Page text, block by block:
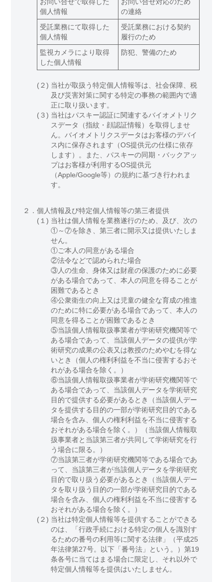
個人情報
の連絡
受託業務にて取得した
個人情報
受託業務における契約
履行のため
監視カメラにより取得
した個人情報
防犯、警備のため
(２) 当社が取扱う特定個人情報等は、社会保障、税
及び災害対策に関する特定の事務の範囲内で適
正に取り扱います。
(３) 当社はパスキー認証に関連するバイオメトリク
スデータ（指紋・顔認証情報）を取得しませ
ん。バイオメトリクスデータはお客様のデバイ
ス内に保存されます（OS提供元の仕様に依存
します）。また、パスキーの同期・バックアッ
プはお客様が利用するOS提供元
（Apple/Google等）の規約に基づき行われま
す。
２．個人情報及び特定個人情報等の第三者提供
(１) 当社は個人情報を業務遂行のため、及び、次の
①～⑦を除き、第三者に開示又は提供いたしま
せん。
①ご本人の同意がある場合
②法令などで認められた場合
③人の生命、身体又は財産の保護のために必要
がある場合であって、本人の同意を得ることが
困難であるとき
④公衆衛生の向上又は児童の健全な育成の推進
のために特に必要がある場合であって、本人の
同意を得ることが困難であるとき
⑤当該個人情報取扱事業者が学術研究機関等で
ある場合であって、当該個人データの提供が学
術研究の成果の公表又は教授のためやむを得な
いとき（個人の権利利益を不当に侵害するおそ
れがある場合を除く。）
⑥当該個人情報取扱事業者が学術研究機関等で
ある場合であって、当該個人データを学術研究
目的で提供する必要があるとき（当該個人デー
タを提供する目的の一部が学術研究目的である
場合を含み、個人の権利利益を不当に侵害する
おそれがある場合を除く。）（当該個人情報取
扱事業者と当該第三者が共同して学術研究を行
う場合に限る。）
⑦当該第三者が学術研究機関等である場合であ
って、当該第三者が当該個人データを学術研究
目的で取り扱う必要があるとき（当該個人デー
タを取り扱う目的の一部が学術研究目的である
場合を含み、個人の権利利益を不当に侵害する
おそれがある場合を除く。）
(２) 当社は特定個人情報等を提供することができる
のは、「行政手続における特定の個人を識別す
るための番号の利用等に関する法律」（平成25
年法律第27号。以下「番号法」という。）第19
条各号に当てはまる場合に限定し、それ以外で
特定個人情報等を提供はいたしません。